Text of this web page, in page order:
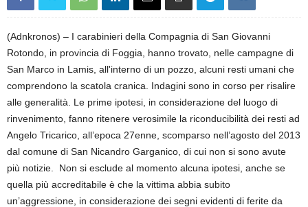
(Adnkronos) – I carabinieri della Compagnia di San Giovanni
Rotondo, in provincia di Foggia, hanno trovato, nelle campagne di
San Marco in Lamis, all'interno di un pozzo, alcuni resti umani che
comprendono la scatola cranica. Indagini sono in corso per risalire
alle generalità. Le prime ipotesi, in considerazione del luogo di
rinvenimento, fanno ritenere verosimile la riconducibilità dei resti ad
Angelo Tricarico, all’epoca 27enne, scomparso nell’agosto del 2013
dal comune di San Nicandro Garganico, di cui non si sono avute
più notizie. Non si esclude al momento alcuna ipotesi, anche se
quella più accreditabile è che la vittima abbia subito
un’aggressione, in considerazione dei segni evidenti di ferite da